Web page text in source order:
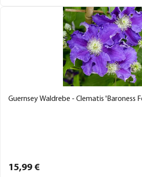
Guernsey Waldrebe - Clematis 'Baroness
15,99 €